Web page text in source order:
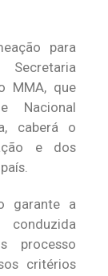
para
MMA, que
Nacional
caberá o
e dos
garante a
processo
critérios